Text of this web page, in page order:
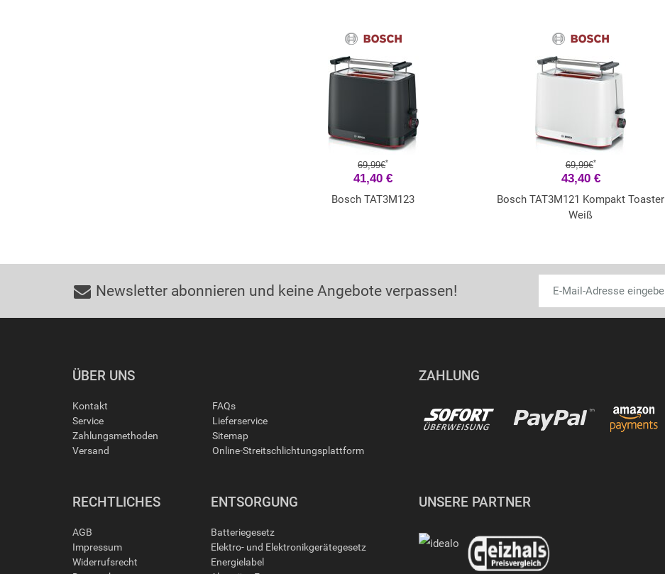
69,99€*
41,40 €
Bosch TAT3M123
69,99€*
43,40 €
Bosch TAT3M121 Kompakt Toaster
Weiß
Newsletter abonnieren und keine Angebote verpassen!
ÜBER UNS
Kontakt
Service
Zahlungsmethoden
Versand
FAQs
Lieferservice
Sitemap
Online-Streitschlichtungsplattform
ZAHLUNG
RECHTLICHES
AGB
Impressum
Widerrufsrecht
ENTSORGUNG
Batteriegesetz
Elektro- und Elektronikgerätegesetz
Energielabel
UNSERE PARTNER